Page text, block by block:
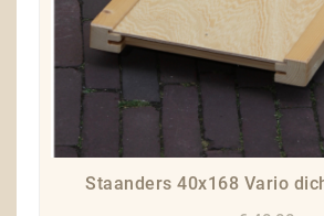
Staanders 40x168 Vario